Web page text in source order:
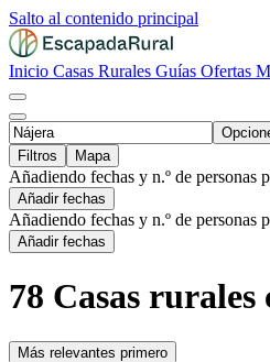
Salto al contenido principal
Inicio Casas Rurales Guías Ofertas
Filtros
Mapa
Añadiendo fechas y n.º de personas
Añadir fechas
Añadiendo fechas y n.º de personas
Añadir fechas
78 Casas
Más relevantes primero